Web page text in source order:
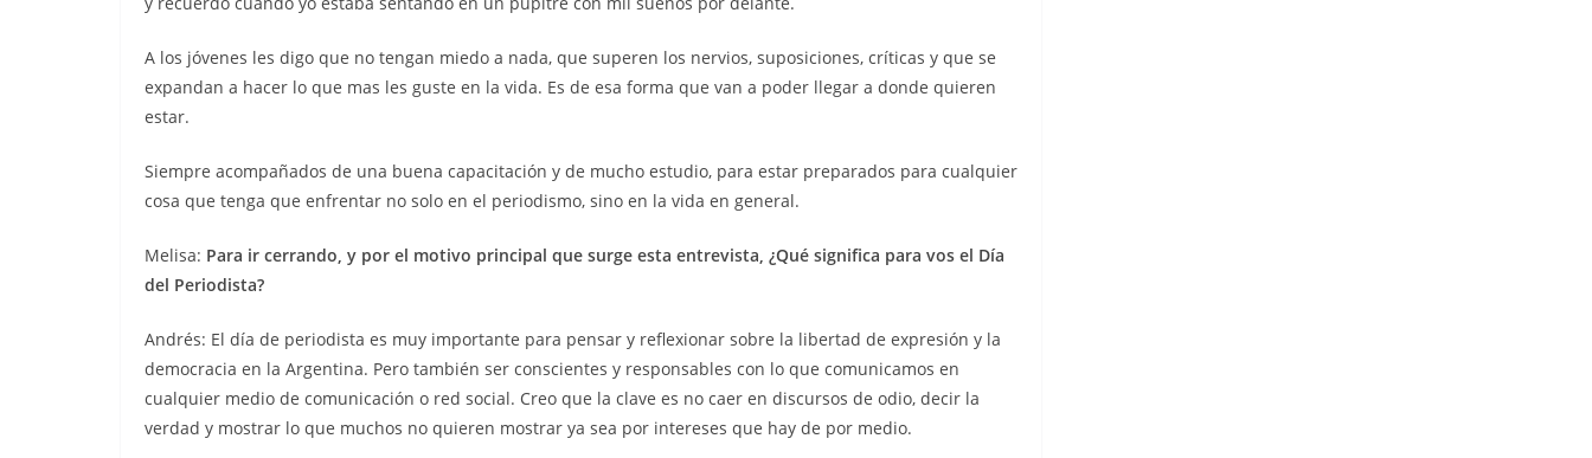
A los jóvenes les digo que no tengan miedo a nada, que superen los nervios, suposiciones, críticas y que se
expandan a hacer lo que mas les guste en la vida. Es de esa forma que van a poder llegar a donde quieren
estar.
Siempre acompañados de una buena capacitación y de mucho estudio, para estar preparados para cualquier
cosa que tenga que enfrentar no solo en el periodismo, sino en la vida en general.
Melisa: Para ir cerrando, y por el motivo principal que surge esta entrevista, ¿Qué signiﬁca para vos el Día
del Periodista?
Andrés: El día de periodista es muy importante para pensar y reflexionar sobre la libertad de expresión y la
democracia en la Argentina. Pero también ser conscientes y responsables con lo que comunicamos en
cualquier medio de comunicación o red social. Creo que la clave es no caer en discursos de odio, decir la
verdad y mostrar lo que muchos no quieren mostrar ya sea por intereses que hay de por medio.